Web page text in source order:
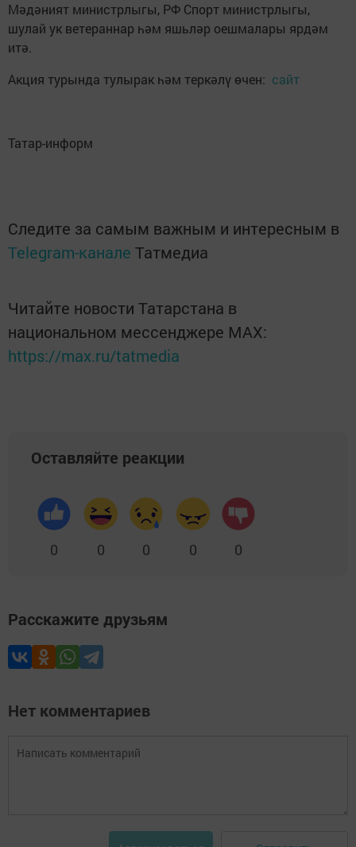
Мәдәният министрлыгы, РФ Спорт министрлыгы,
шулай ук ветераннар һәм яшьләр оешмалары ярдәм
итә.
Акция турында тулырак һәм теркәлү өчен: сайт
Татар-информ
Следите за самым важным и интересным в
Telegram-канале Татмедиа
Читайте новости Татарстана в
национальном мессенджере MАХ:
https://max.ru/tatmedia
Оставляйте реакции
0 0 0 0 0
Расскажите друзьям
Нет комментариев